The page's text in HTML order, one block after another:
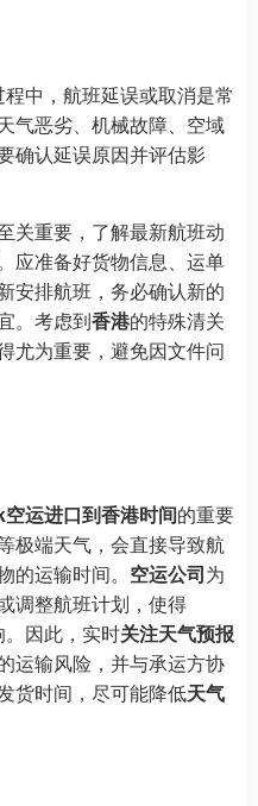
中，航班延误或取消是常
气恶劣、机械故障、空域
确认延误原因并评估影
关重要，了解最新航班动
应准备好货物信息、运单
安排航班，务必确认新的
。考虑到香港的特殊清关
尤为重要，避免因文件问
运进口到香港时间的重要
极端天气，会直接导致航
运输时间。 空运公司为
调整航班计划，使得
因此，实时关注天气预报
运输风险，并与承运方协
货时间，尽可能降低天气